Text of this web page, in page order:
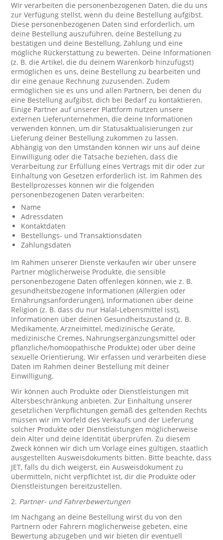
Wir verarbeiten die personenbezogenen Daten, die du uns
zur Verfügung stellst, wenn du deine Bestellung aufgibst.
Diese personenbezogenen Daten sind erforderlich, um
deine Bestellung auszuführen, deine Bestellung zu
bestätigen und deine Bestellung, Zahlung und eine
mögliche Rückerstattung zu bewerten. Deine Informationen
(z. B. die Artikel, die du deinem Warenkorb hinzufügst)
ermöglichen es uns, deine Bestellung zu bearbeiten und
dir eine genaue Rechnung zuzusenden. Zudem
ermöglichen sie es uns und allen Partnern, bei denen du
eine Bestellung aufgibst, dich bei Bedarf zu kontaktieren.
Einige Partner auf unserer Plattform nutzen unsere
externen Lieferunternehmen, die deine Informationen
verwenden können, um dir Statusaktualisierungen zur
Lieferung deiner Bestellung zukommen zu lassen.
Abhängig von den Umständen können wir uns auf deine
Einwilligung oder die Tatsache beziehen, dass die
Verarbeitung zur Erfüllung eines Vertrags mit dir oder zur
Einhaltung von Gesetzen erforderlich ist. Im Rahmen des
Bestellprozesses können wir die folgenden
personenbezogenen Daten verarbeiten:
Name
Adressdaten
Kontaktdaten
Bestellungs- und Transaktionsdaten
Zahlungsdaten
Im Rahmen unserer Dienste verkaufen wir über unsere
Partner möglicherweise Produkte, die sensible
personenbezogene Daten offenlegen können, wie z. B.
gesundheitsbezogene Informationen (Allergien oder
Ernährungsanforderungen), Informationen über deine
Religion (z. B. dass du nur Halal-Lebensmittel isst),
Informationen über deinen Gesundheitszustand (z. B.
Medikamente, Arzneimittel, medizinische Geräte,
medizinische Cremes, Nahrungsergänzungsmittel oder
pflanzliche/homöopathische Produkte) oder über deine
sexuelle Orientierung. Wir erfassen und verarbeiten diese
Daten im Rahmen deiner Bestellung mit deiner
Einwilligung.
Wir können auch Produkte oder Dienstleistungen mit
Altersbeschränkung anbieten. Zur Einhaltung unserer
gesetzlichen Verpflichtungen gemäß des geltenden Rechts
müssen wir im Vorfeld des Verkaufs und der Lieferung
solcher Produkte oder Dienstleistungen möglicherweise
dein Alter und deine Identität überprüfen. Zu diesem
Zweck können wir dich um Vorlage eines gültigen, staatlich
ausgestellten Ausweisdokuments bitten. Bitte beachte, dass
JET, falls du dich weigerst, ein Ausweisdokument zu
übermitteln, nicht verpflichtet ist, dir die Produkte oder
Dienstleistungen bereitzustellen.
2. Partner- und Fahrerbewertungen
Im Nachgang an deine Bestellung wirst du von den
Partnern oder Fahrern möglicherweise gebeten, eine
Bewertung abzugeben und wir bieten dir eventuell